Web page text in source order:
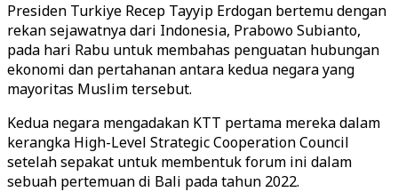
Presiden Turkiye Recep Tayyip Erdogan bertemu dengan
rekan sejawatnya dari Indonesia, Prabowo Subianto,
pada hari Rabu untuk membahas penguatan hubungan
ekonomi dan pertahanan antara kedua negara yang
mayoritas Muslim tersebut.
Kedua negara mengadakan KTT pertama mereka dalam
kerangka High-Level Strategic Cooperation Council
setelah sepakat untuk membentuk forum ini dalam
sebuah pertemuan di Bali pada tahun 2022.